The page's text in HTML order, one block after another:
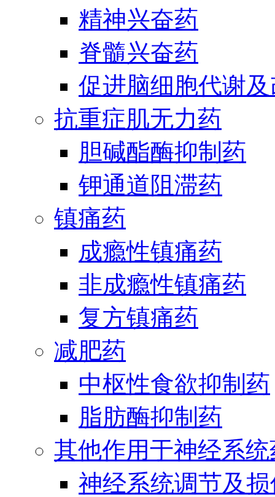
精神兴奋药
脊髓兴奋药
促进脑细胞代谢
抗重症肌无力药
胆碱酯酶抑制药
钾通道阻滞药
镇痛药
成瘾性镇痛药
非成瘾性镇痛药
复方镇痛药
减肥药
中枢性食欲抑制药
脂肪酶抑制药
其他作用于神经系统
神经系统调节及